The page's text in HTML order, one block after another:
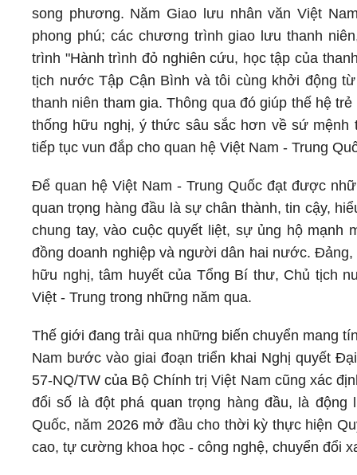
song phương. Năm Giao lưu nhân văn Việt
phong phú; các chương trình giao lưu thanh
trình "Hành trình đỏ nghiên cứu, học tập của
tịch nước Tập Cận Bình và tôi cùng khởi động
thanh niên tham gia. Thông qua đó giúp thế hệ
thống hữu nghị, ý thức sâu sắc hơn về sứ
tiếp tục vun đắp cho quan hệ Việt Nam - Trung
Để quan hệ Việt Nam - Trung Quốc đạt được
quan trọng hàng đầu là sự chân thành, tin cậy,
chung tay, vào cuộc quyết liệt, sự ủng hộ mạnh
đồng doanh nghiệp và người dân hai nước.
hữu nghị, tâm huyết của Tổng Bí thư, Chủ tịch
Việt - Trung trong những năm qua.
Thế giới đang trải qua những biến chuyển mang
Nam bước vào giai đoạn triển khai Nghị quyết
57-NQ/TW của Bộ Chính trị Việt Nam cũng xác
đổi số là đột phá quan trọng hàng đầu, là
Quốc, năm 2026 mở đầu cho thời kỳ thực hiện
cao, tự cường khoa học - công nghệ, chuyển đổi